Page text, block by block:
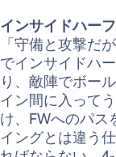
インサイドハー
「守備と攻撃だ
でインサイドハ
り、敵陣でボー
イン間に入って
け、FWへのパス
イングとは違う